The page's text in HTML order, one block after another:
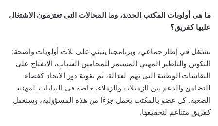
ما هي أولويات المكتب الجديد، وما المجالات التي تعتزمون الاشتغال
عليها كفريق؟
نشتغل في إطار جماعي، وبرنامجنا ينبني على ثلاث أولويات واضحة:
التكوين والتأطير المهني المستمر للمحامين الشباب، الانفتاح على
النقاشات الوطنية التي تهم العدالة، ثم تقوية دور الاتحاد كفضاء
للتضامن والدعم بين الزميلات والزملاء، خاصة في البدايات المهنية
الصعبة. كل عضو بالمكتب يحمل جزءًا من هذه المسؤولية، وسنعمل
كفريق متناغم لتحقيقها.